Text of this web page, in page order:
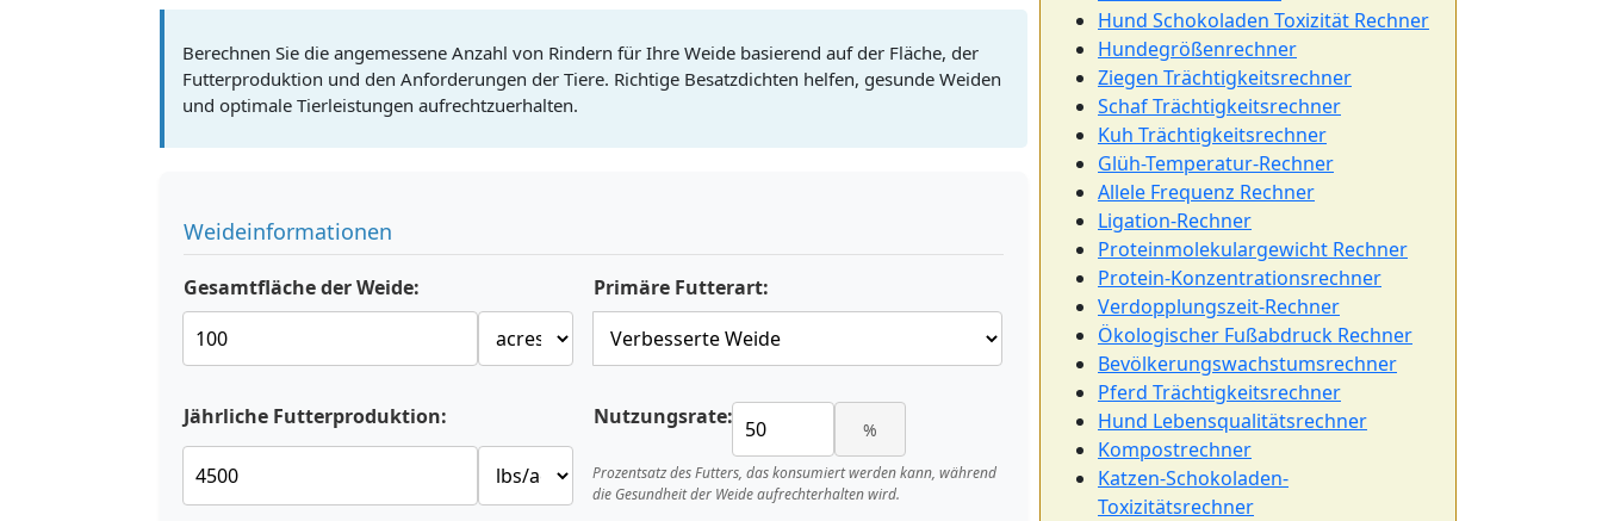
Berechnen Sie die angemessene Anzahl von Rindern für Ihre Weide basierend auf der Fläche, der
Futterproduktion und den Anforderungen der Tiere. Richtige Besatzdichten helfen, gesunde Weiden
und optimale Tierleistungen aufrechtzuerhalten.
Weideinformationen
Gesamtfläche der Weide: Primäre Futterart:
Jährliche Futterproduktion: Nutzungsrate: %
Prozentsatz des Futters, das konsumiert werden kann, während
die Gesundheit der Weide aufrechterhalten wird.
Hund Schokoladen Toxizität Rechner
Hundegrößenrechner
Ziegen Trächtigkeitsrechner
Schaf Trächtigkeitsrechner
Kuh Trächtigkeitsrechner
Glüh-Temperatur-Rechner
Allele Frequenz Rechner
Ligation-Rechner
Proteinmolekulargewicht Rechner
Protein-Konzentrationsrechner
Verdopplungszeit-Rechner
Ökologischer Fußabdruck Rechner
Bevölkerungswachstumsrechner
Pferd Trächtigkeitsrechner
Hund Lebensqualitätsrechner
Kompostrechner
Katzen-Schokoladen-
Toxizitätsrechner